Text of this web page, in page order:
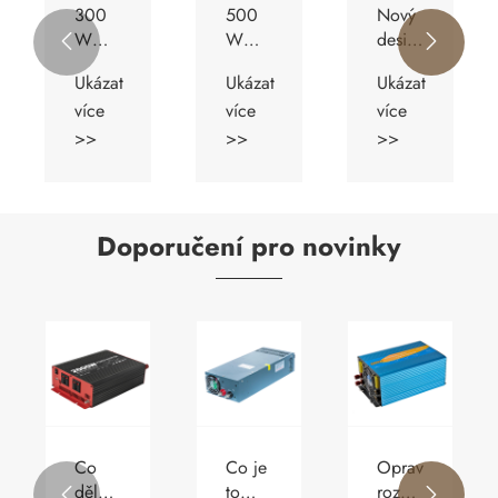
300
W
střídač
s
nabíječkou
baterií
Ukázat
více
>>
500
W
s
nabíječkou
baterií
Ukázat
více
>>
Nový
designový
měnič
1000
W s
nabíječkou
Ukázat
více
>>
 
Doporučení pro novinky
Co
dělá z
Co je
to
Opravte
rozdíl